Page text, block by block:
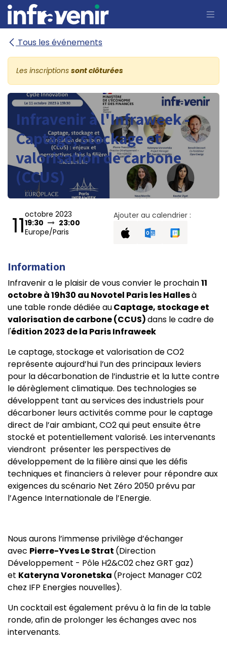
Se rendre au contenu
Tous les événements
Les inscriptions sont clôturées
Infravenir à l'Infraweek -
Captage, stockage et
valorisation de carbone
(CCUS)
11octobre 2023
19:30
23:00
Europe/Paris
Ajouter au calendrier :
Information
Infravenir a le plaisir de vous convier le prochain11
octobre à 19h30 au Novotel Paris les Hallesà
une table ronde dédiée auCaptage, stockage et
valorisation de carbone (CCUS)dans le cadre de
l'édition 2023 de la Paris Infraweek
Le captage, stockage et valorisation de CO2
représente aujourd’hui l’un des principaux leviers
pour la décarbonation de l’industrie et la lutte contre
le dérèglement climatique. Des technologies se
développent tant au services des industriels pour
décarboner leurs activités comme pour le captage
direct de l’air ambiant, CO2 qui peut ensuite être
stocké et potentiellement valorisé. Les intervenants
viendront présenter les perspectives de
développement de la filière ainsi que les défis
techniques et financiers à relever pour répondre aux
exigences du scénario Net Zéro 2050 prévu par
l’Agence Internationale de l’Energie.
Nous aurons l’immense privilège d’échanger
avec Pierre-Yves Le Strat (Direction
Développement - Pôle H2&C02 chez GRT gaz)
et Kateryna Voronetska (Project Manager C02
chez IFP Energies nouvelles).
Un cocktail est également prévu à la fin de la table
ronde, afin de prolonger les échanges avec nos
intervenants.